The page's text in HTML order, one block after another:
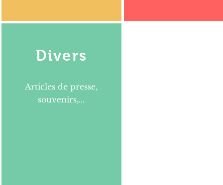
Divers
Articles de presse,
souvenirs,...